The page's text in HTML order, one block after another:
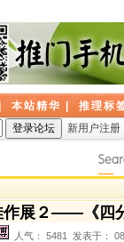
本站精华 推理标
新用户注册
作展２——《四
人气： 5481 发表于：